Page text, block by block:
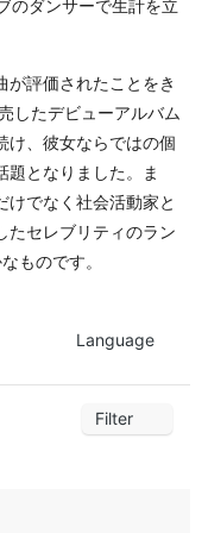
のダンサーで生計を立
評価されたことをき
したデビューアルバム
け、彼女ならではの個
題となりました。ま
けでなく社会活動家と
たセレブリティのラン
ものです。